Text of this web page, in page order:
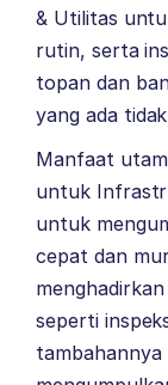
& Utilitas
rutin, serta
topan dan
yang ada
Manfaat
untuk
untuk
cepat dan
seperti